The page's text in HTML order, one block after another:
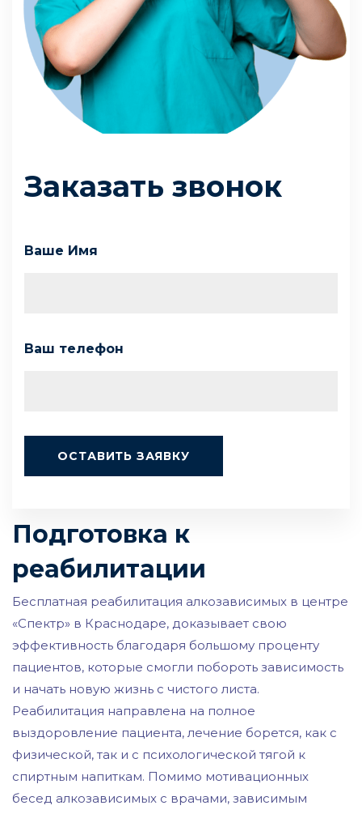
Заказать звонок
Ваше Имя
Ваш телефон
Подготовка к
реабилитации
Бесплатная реабилитация алкозависимых в центре
«Спектр» в Краснодаре, доказывает свою
эффективность благодаря большому проценту
пациентов, которые смогли побороть зависимость
и начать новую жизнь с чистого листа.
Реабилитация направлена на полное
выздоровление пациента, лечение борется, как с
физической, так и с психологической тягой к
спиртным напиткам. Помимо мотивационных
бесед алкозависимых с врачами, зависимым